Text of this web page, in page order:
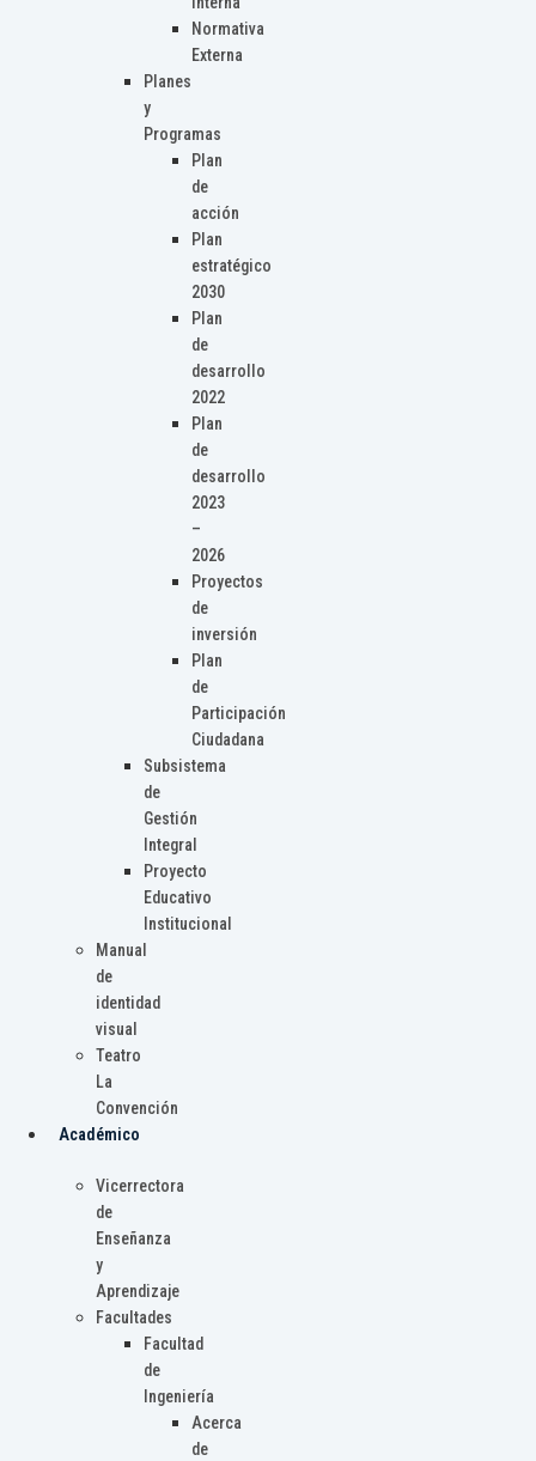
Normativa
Externa
Planes
y
Programas
Plan
de
acción
Plan
estratégico
2030
Plan
de
desarrollo
2022
Plan
de
desarrollo
2023
–
2026
Proyectos
de
inversión
Plan
de
Participación
Ciudadana
Subsistema
de
Gestión
Integral
Proyecto
Educativo
Institucional
Manual
de
identidad
visual
Teatro
La
Convención
Académico
Vicerrectora
de
Enseñanza
y
Aprendizaje
Facultades
Facultad
de
Ingeniería
Acerca
de